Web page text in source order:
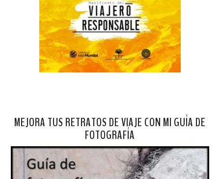
MEJORA TUS RETRATOS DE VIAJE CON MI GUÍA DE
FOTOGRAFÍA